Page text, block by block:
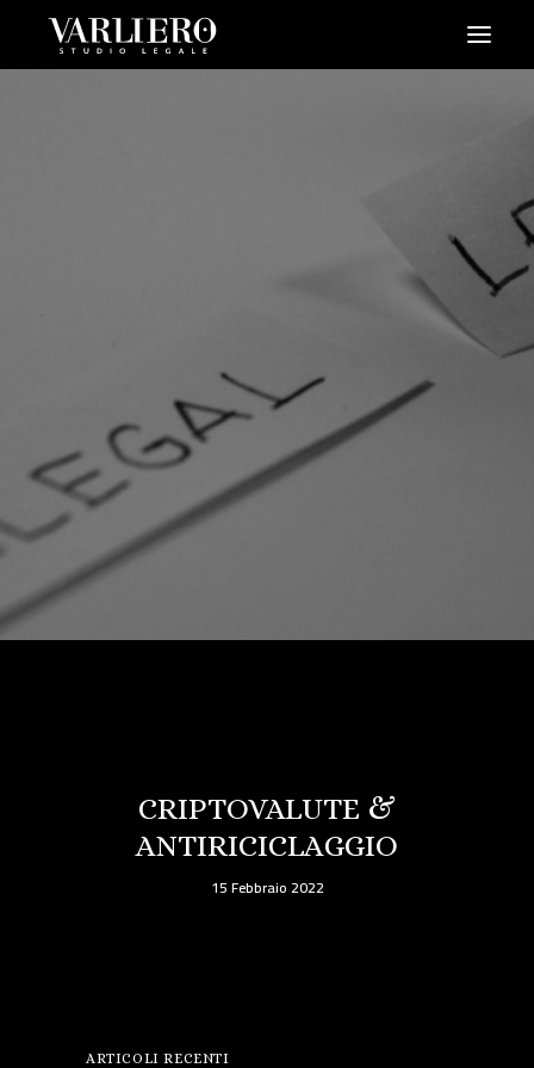
PRENDI UN APPUNTAMENTO
CRIPTOVALUTE &
ANTIRICICLAGGIO
15 Febbraio 2022
ARTICOLI RECENTI